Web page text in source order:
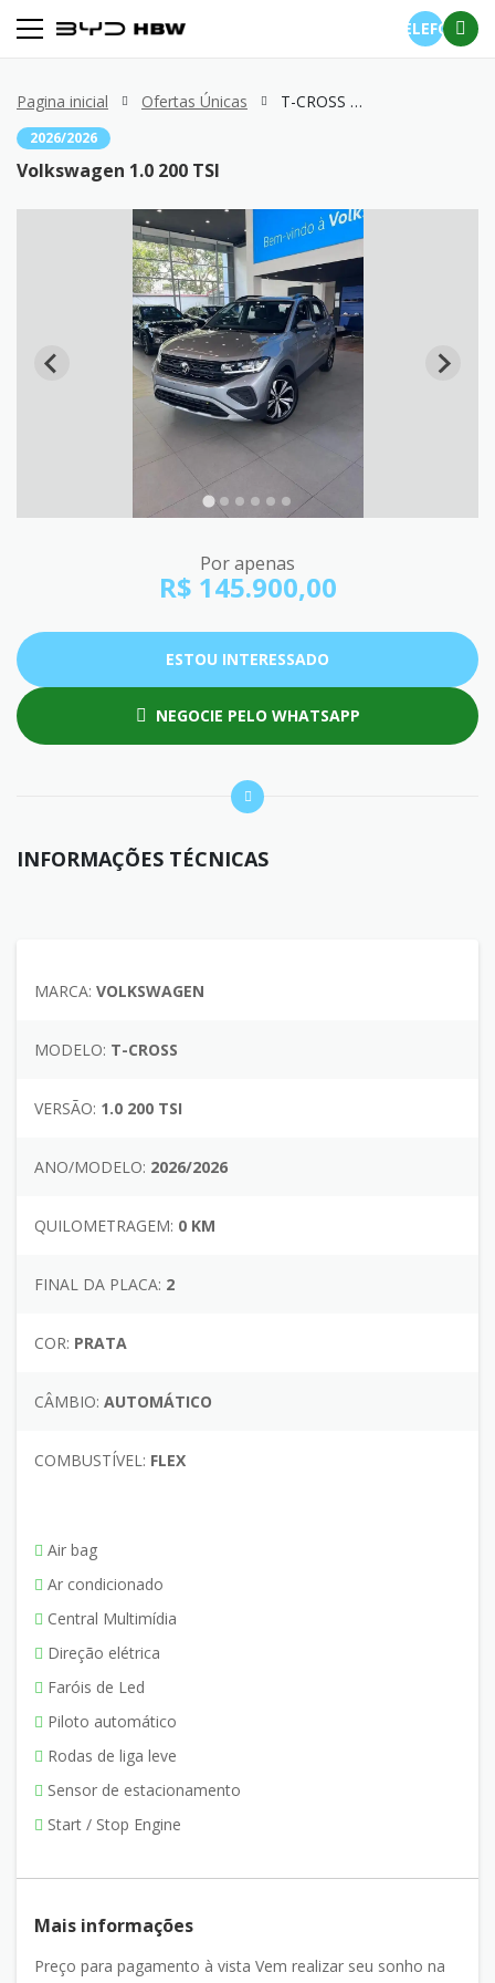
TELEFONE
Pagina inicial Ofertas Únicas T-CROSS 1.0 200 TSI
2026/2026
Volkswagen 1.0 200 TSI
Por apenas
R$ 145.900,00
ESTOU INTERESSADO
NEGOCIE PELO WHATSAPP
INFORMAÇÕES TÉCNICAS
MARCA: VOLKSWAGEN
MODELO: T-CROSS
VERSÃO: 1.0 200 TSI
ANO/MODELO: 2026/2026
QUILOMETRAGEM: 0 KM
FINAL DA PLACA: 2
COR: PRATA
CÂMBIO: AUTOMÁTICO
COMBUSTÍVEL: FLEX
Air bag
Ar condicionado
Central Multimídia
Direção elétrica
Faróis de Led
Piloto automático
Rodas de liga leve
Sensor de estacionamento
Start / Stop Engine
Mais informações
Preço para pagamento à vista Vem realizar seu sonho na